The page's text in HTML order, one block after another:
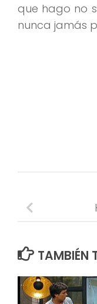
que hago no
nunca jamás
TAMBIÉN